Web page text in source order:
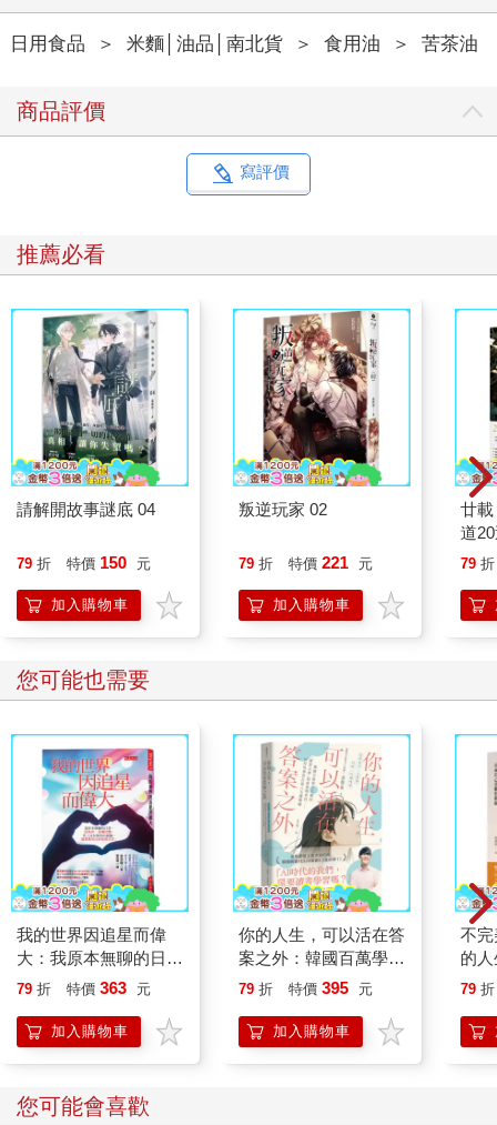
日用食品 ＞ 米麵│油品│南北貨 ＞ 食用油 ＞ 苦茶油
商品評價
寫評價
推薦必看
請解開故事謎底 04
79 折 特價 150 元
加入購物車
叛逆玩家 02
79 折 特價 221 元
加入購物車
廿
道
79 折
您可能也需要
我的世界因追星而偉
大：我原本無聊的日
常，因為你，波瀾壯
驗，這是愛自己的有用
方式。
79 折 特價 363 元
加入購物車
你的人生，可以活在答
案之外：韓國百萬學子
信賴的「讀書之神」寫
學習打造人生選擇權
79 折 特價 395 元
加入購物車
不
的
越
79 折
您可能會喜歡